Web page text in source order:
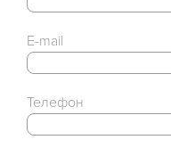
E-mail
Телефон